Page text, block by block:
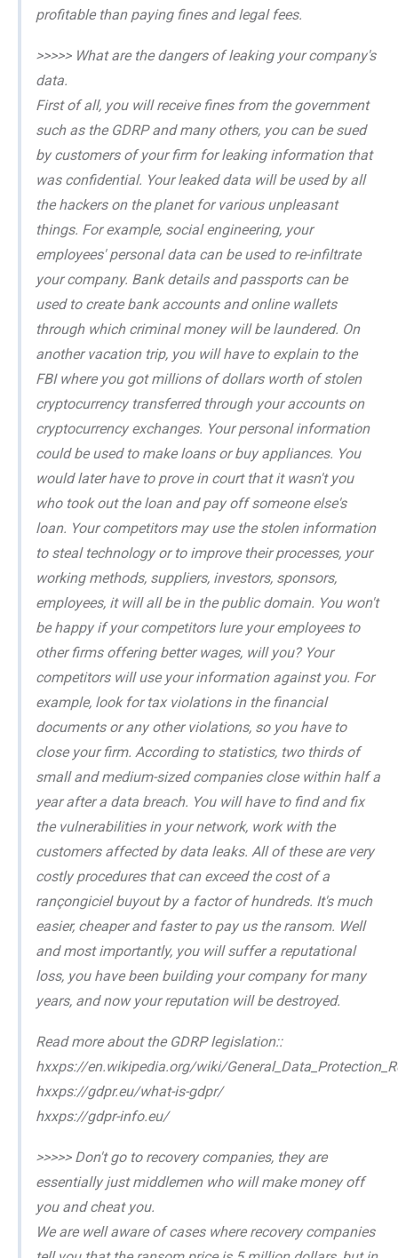
profitable than paying fines and legal fees.
>>>>> What are the dangers of leaking your company's
data.
First of all, you will receive fines from the government
such as the GDRP and many others, you can be sued
by customers of your firm for leaking information that
was confidential. Your leaked data will be used by all
the hackers on the planet for various unpleasant
things. For example, social engineering, your
employees' personal data can be used to re-infiltrate
your company. Bank details and passports can be
used to create bank accounts and online wallets
through which criminal money will be laundered. On
another vacation trip, you will have to explain to the
FBI where you got millions of dollars worth of stolen
cryptocurrency transferred through your accounts on
cryptocurrency exchanges. Your personal information
could be used to make loans or buy appliances. You
would later have to prove in court that it wasn't you
who took out the loan and pay off someone else's
loan. Your competitors may use the stolen information
to steal technology or to improve their processes, your
working methods, suppliers, investors, sponsors,
employees, it will all be in the public domain. You won't
be happy if your competitors lure your employees to
other firms offering better wages, will you? Your
competitors will use your information against you. For
example, look for tax violations in the financial
documents or any other violations, so you have to
close your firm. According to statistics, two thirds of
small and medium-sized companies close within half a
year after a data breach. You will have to find and fix
the vulnerabilities in your network, work with the
customers affected by data leaks. All of these are very
costly procedures that can exceed the cost of a
rançongiciel buyout by a factor of hundreds. It's much
easier, cheaper and faster to pay us the ransom. Well
and most importantly, you will suffer a reputational
loss, you have been building your company for many
years, and now your reputation will be destroyed.
Read more about the GDRP legislation::
hxxps://en.wikipedia.org/wiki/
hxxps://gdpr.eu/what-is-gdpr/
hxxps://gdpr-info.eu/
>>>>> Don't go to recovery companies, they are
essentially just middlemen who will make money off
you and cheat you.
We are well aware of cases where recovery companies